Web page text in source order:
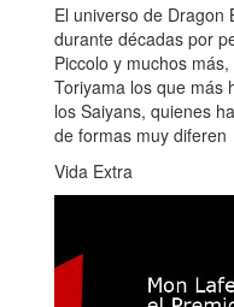
El universo de Dragon
durante décadas por
Piccolo y muchos
Toriyama los que más
los Saiyans, quienes
de formas muy diferen
Vida Extra